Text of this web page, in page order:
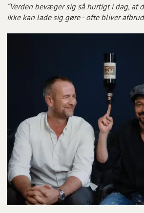
“Verden bevæger sig så hurtigt i dag, at
ikke kan lade sig gøre - ofte bliver